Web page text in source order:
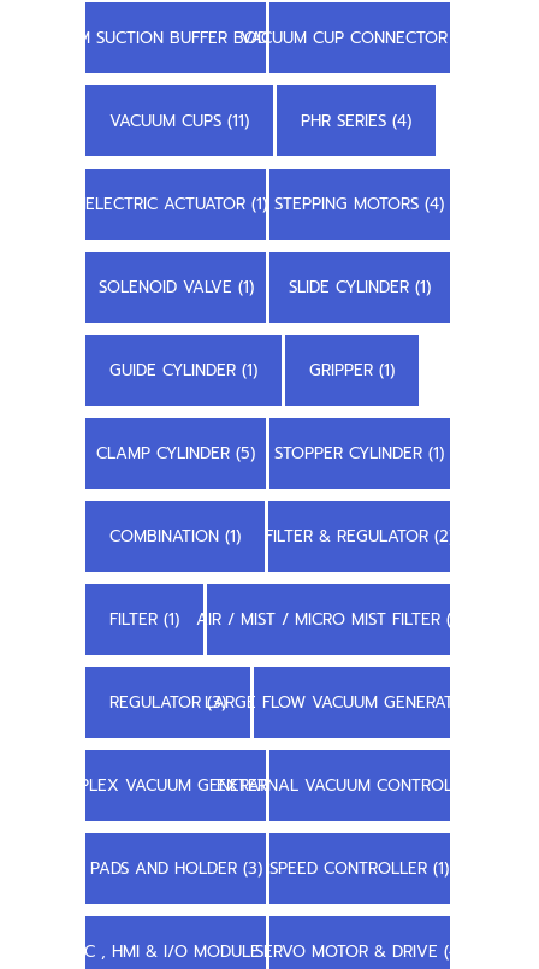
STEM SUCTION BUFFER BODY (3)VACUUM CUP CONNECTOR (2)
VACUUM CUPS (11) PHR SERIES (4)
ELECTRIC ACTUATOR (1) STEPPING MOTORS (4)
SOLENOID VALVE (1) SLIDE CYLINDER (1)
GUIDE CYLINDER (1) GRIPPER (1)
CLAMP CYLINDER (5) STOPPER CYLINDER (1)
COMBINATION (1) FILTER & REGULATOR (2)
FILTER (1) AIR / MIST / MICRO MIST FILTER (1)
REGULATOR (3)LARGE FLOW VACUUM GENERATOR (3)
COMPLEX VACUUM GENERATOR (1)EXTERNAL VACUUM CONTROLLER (1)
PADS AND HOLDER (3) SPEED CONTROLLER (1)
PLC , HMI & I/O MODULE (6)SERVO MOTOR & DRIVE (4)